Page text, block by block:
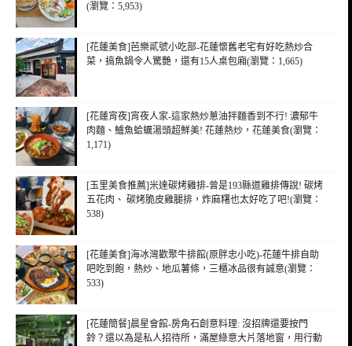
(瀏覽：5,953)
[花蓮美食]芭樂貳號小吃部-花蓮懷舊老宅有好吃熱炒合
菜，搞魚鍋令人驚艷，還有15人桌包廂(瀏覽：1,665)
[花蓮宵夜]宵夜人家-這家熱炒蔥油拌麵香到不行! 濃郁牛
肉麵、鱸魚蛤蠣湯頭超鮮美! 花蓮熱炒，花蓮美食(瀏覽：
1,171)
[玉里美食推薦]米達碳烤雞排-曾是193縣道雞排傳說! 碳烤
五花肉、 碳烤脆皮雞腿排，炸麻糬也太好吃了吧!(瀏覽：
538)
[花蓮美食]海冰灣歡聚牛排館(原胖忠小吃)-花蓮牛排自助
吧吃到飽，熱炒、地瓜薯條，三櫃冰品很有誠意(瀏覽：
533)
[花蓮簡餐]晨星會館-房角石創意料理: 沒招牌還要按門
鈴？還以為是私人招待所，滿屋綠意大片落地窗，用行動